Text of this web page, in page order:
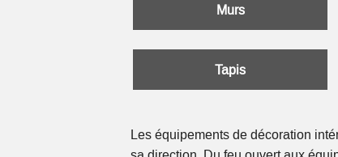
Murs
Tapis
Les équipements de décoration